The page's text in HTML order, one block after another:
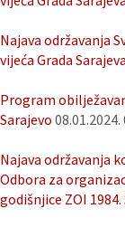
Najava održavanja
vijeća Grada Sarajeva
Program
Sarajevo 08.01.2024.
Najava održavanja
Odbora za
godišnjice ZOI 1984.